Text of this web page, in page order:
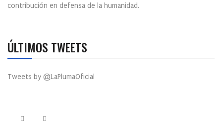
contribución en defensa de la humanidad.
ÚLTIMOS TWEETS
Tweets by @LaPlumaOficial